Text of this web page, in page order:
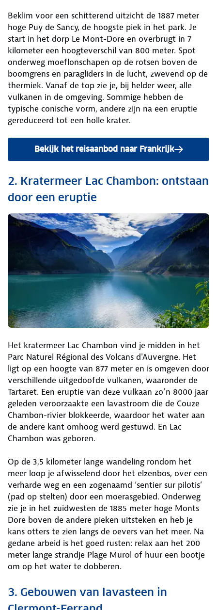
Beklim voor een schitterend uitzicht de 1887 meter
hoge Puy de Sancy, de hoogste piek in het park. Je
start in het dorp Le Mont-Dore en overbrugt in 7
kilometer een hoogteverschil van 800 meter. Spot
onderweg moeflonschapen op de rotsen boven de
boomgrens en paragliders in de lucht, zwevend op de
thermiek. Vanaf de top zie je, bij helder weer, alle
vulkanen in de omgeving. Sommige hebben de
typische conische vorm, andere zijn na een eruptie
gereduceerd tot een holle krater.
Bekijk het reisaanbod naar Frankrijk
2. Kratermeer Lac Chambon: ontstaan
door een eruptie
Het kratermeer Lac Chambon vind je midden in het
Parc Naturel Régional des Volcans d'Auvergne. Het
ligt op een hoogte van 877 meter en is omgeven door
verschillende uitgedoofde vulkanen, waaronder de
Tartaret. Een eruptie van deze vulkaan zo’n 8000 jaar
geleden veroorzaakte een lavastroom die de Couze
Chambon-rivier blokkeerde, waardoor het water aan
de andere kant omhoog werd gestuwd. En Lac
Chambon was geboren.
Op de 3,5 kilometer lange wandeling rondom het
meer loop je afwisselend door het elzenbos, over een
verharde weg en een zogenaamd ‘sentier sur pilotis’
(pad op stelten) door een moerasgebied. Onderweg
zie je in het zuidwesten de 1885 meter hoge Monts
Dore boven de andere pieken uitsteken en heb je
kans otters te zien langs de oevers van het meer. Na
gedane arbeid is het goed rusten: relax aan het 200
meter lange strandje Plage Murol of huur een bootje
om op het water te dobberen.
3. Gebouwen van lavasteen in